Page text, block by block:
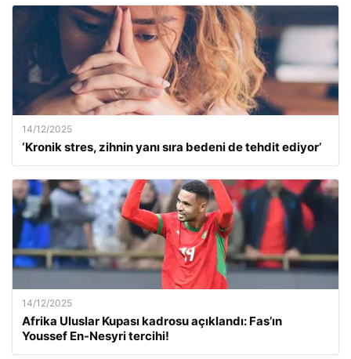
14/12/2025
‘Kronik stres, zihnin yanı sıra bedeni de tehdit ediyor’
14/12/2025
Afrika Uluslar Kupası kadrosu açıklandı: Fas’ın
Youssef En-Nesyri tercihi!